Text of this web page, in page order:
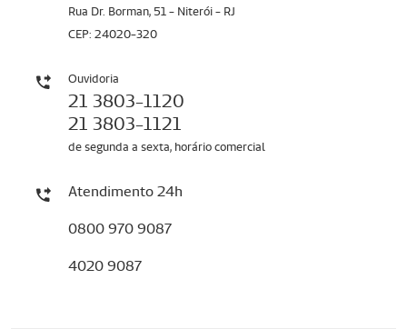
Rua Dr. Borman, 51 - Niterói - RJ
CEP: 24020-320
Ouvidoria
21 3803-1120
21 3803-1121
de segunda a sexta, horário comercial
Atendimento 24h
0800 970 9087
4020 9087